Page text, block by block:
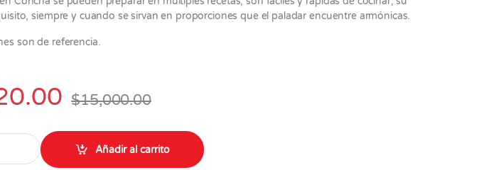
siempre y cuando se sirvan en proporciones que el paladar encuentre armónicas.
son de referencia.
$15,000.00
paquete X 500 Gramos quantity
Añadir al carrito